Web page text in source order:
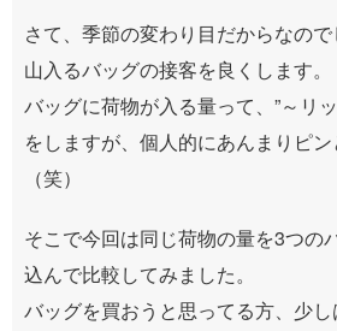
さて、季節の変わり目だからなの
山入るバッグの接客を良くします。
バッグに荷物が入る量って、”～リ
をしますが、個人的にあんまりピ
（笑）
そこで今回は同じ荷物の量を3つの
込んで比較してみました。
バッグを買おうと思ってる方、少